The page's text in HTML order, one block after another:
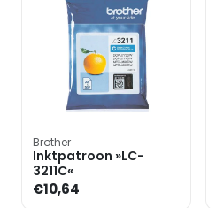
Brother
Inktpatroon »LC-
3211C«
€10,64